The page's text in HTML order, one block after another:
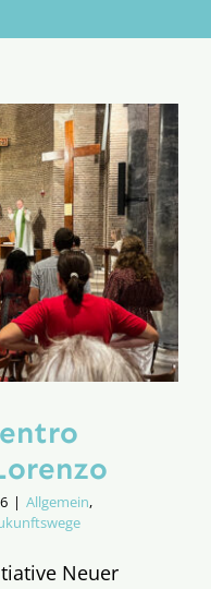
| Allgemein,
Neuer